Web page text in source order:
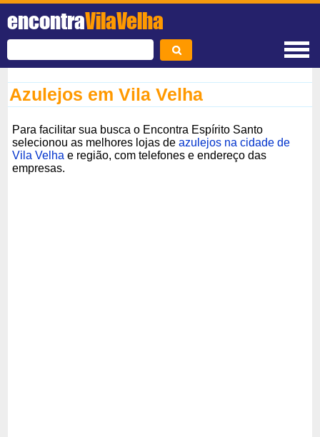
encontraVilaVelha
Azulejos em Vila Velha
Para facilitar sua busca o Encontra Espírito Santo
selecionou as melhores lojas deazulejos na cidade de
Vila Velha e região, com telefones e endereço das
empresas.